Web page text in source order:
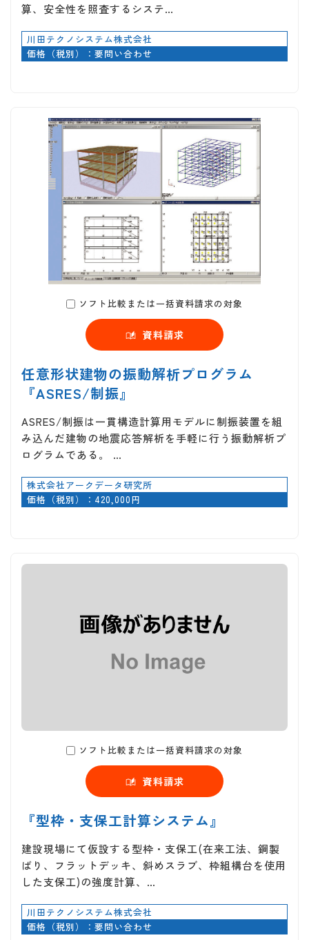
算、安全性を照査するシステ…
川田テクノシステム株式会社
価格（税別）：要問い合わせ
ソフト比較または一括資料請求の対象
資料請求
任意形状建物の振動解析プログラム
『ASRES/制振』
ASRES/制振は一貫構造計算用モデルに制振装置を組
み込んだ建物の地震応答解析を手軽に行う振動解析プ
ログラムである。 …
株式会社アークデータ研究所
価格（税別）：420,000円
ソフト比較または一括資料請求の対象
資料請求
『型枠・支保工計算システム』
建設現場にて仮設する型枠・支保工(在来工法、鋼製
ばり、フラットデッキ、斜めスラブ、枠組構台を使用
した支保工)の強度計算、…
川田テクノシステム株式会社
価格（税別）：要問い合わせ